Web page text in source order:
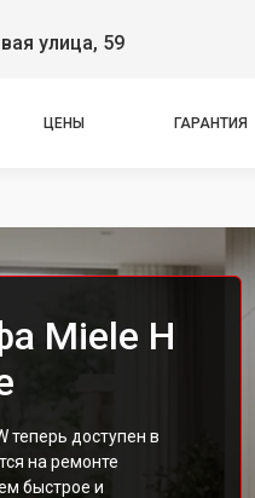
улица, 59
ЦЕНЫ ГАРАНТИЯ
Miele H
теперь доступен в
на ремонте
быстрое и